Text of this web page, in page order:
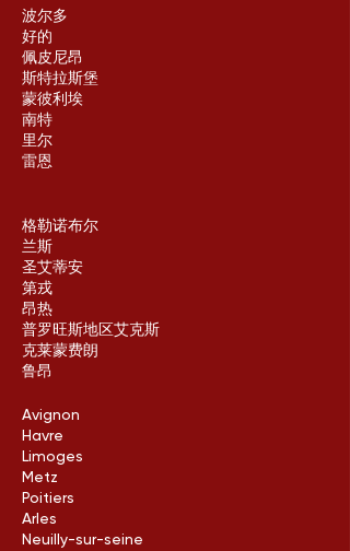
波尔多
好的
佩皮尼昂
斯特拉斯堡
蒙彼利埃
南特
里尔
雷恩
格勒诺布尔
兰斯
圣艾蒂安
第戎
昂热
普罗旺斯地区艾克斯
克莱蒙费朗
鲁昂
Avignon
Havre
Limoges
Metz
Poitiers
Arles
Neuilly-sur-seine